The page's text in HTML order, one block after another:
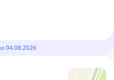
04.08.2026